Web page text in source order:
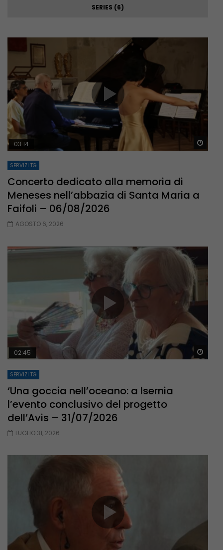
SERIES (6)
03:14
SERVIZI TG
Concerto dedicato alla memoria di
Meneses nell’abbazia di Santa Maria a
Faifoli – 06/08/2026
AGOSTO 6, 2026
02:45
SERVIZI TG
‘Una goccia nell’oceano: a Isernia
l’evento conclusivo del progetto
dell’Avis – 31/07/2026
LUGLIO 31, 2026